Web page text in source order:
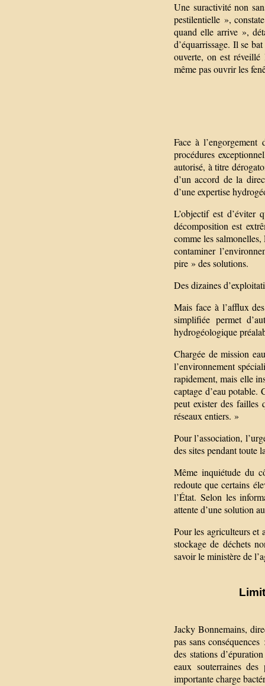
Une suractivité non
pestilentielle »,
quand elle arrive »,
d’équarrissage. Il se
ouverte, on est
même pas ouvrir les
Face à
procédures
autorisé, à titre
d’un accord de la
d’une expertise
L’objectif est d’éviter
décomposition est
comme les
contaminer
pire » des solutions.
Des dizaines
Mais face à l’afflux
simplifiée permet
hydrogéologique
Chargée de mission
l’environnement
rapidement, mais elle
captage d’eau potable.
peut exister des failles
réseaux entiers. »
Pour l’association,
des sites pendant toute
Même inquiétude du
redoute que certains
l’État. Selon les
attente d’une solution
Pour les agriculteurs et
stockage de déchets
savoir le ministère de
Jacky Bonnemains,
pas sans
des stations
eaux souterraines
importante charge